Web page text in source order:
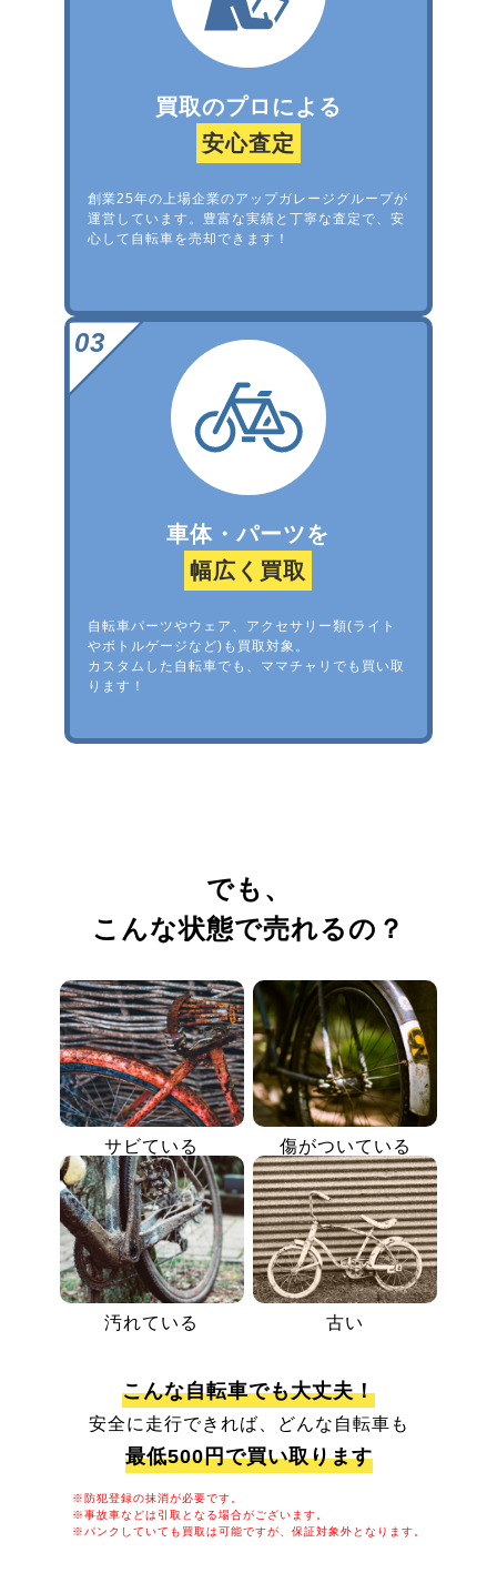
買取のプロによる
安心査定
創業25年の上場企業のアップガレージグループが
運営しています。豊富な実績と丁寧な査定で、安
心して自転車を売却できます！
車体・パーツを
幅広く買取
自転車パーツやウェア、アクセサリー類(ライト
やボトルゲージなど)も買取対象。
カスタムした自転車でも、ママチャリでも買い取
ります！
でも、
こんな状態で売れるの？
サビている 傷がついている
汚れている 古い
こんな自転車でも大丈夫！
安全に走行できれば、どんな自転車も
最低500円で買い取ります
※防犯登録の抹消が必要です。
※事故車などは引取となる場合がございます。
※パンクしていても買取は可能ですが、保証対象外となります。